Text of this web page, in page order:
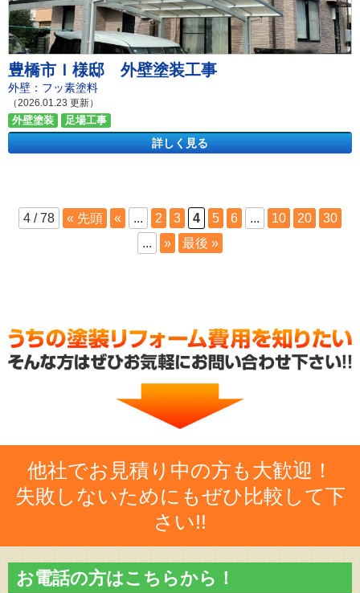
豊橋市Ｉ様邸 外壁塗装工事
外壁：フッ素塗料
（2026.01.23 更新）
詳しく見る
外壁塗装 足場工事
4 / 78 « 先頭 « ... 2 3 4 5 6 ... 10 20
30
...
» 最後 »
他社でお見積り中の方も大歓迎！
失敗しないためにもぜひ比較して下
さい!!
お電話の方はこちらから！